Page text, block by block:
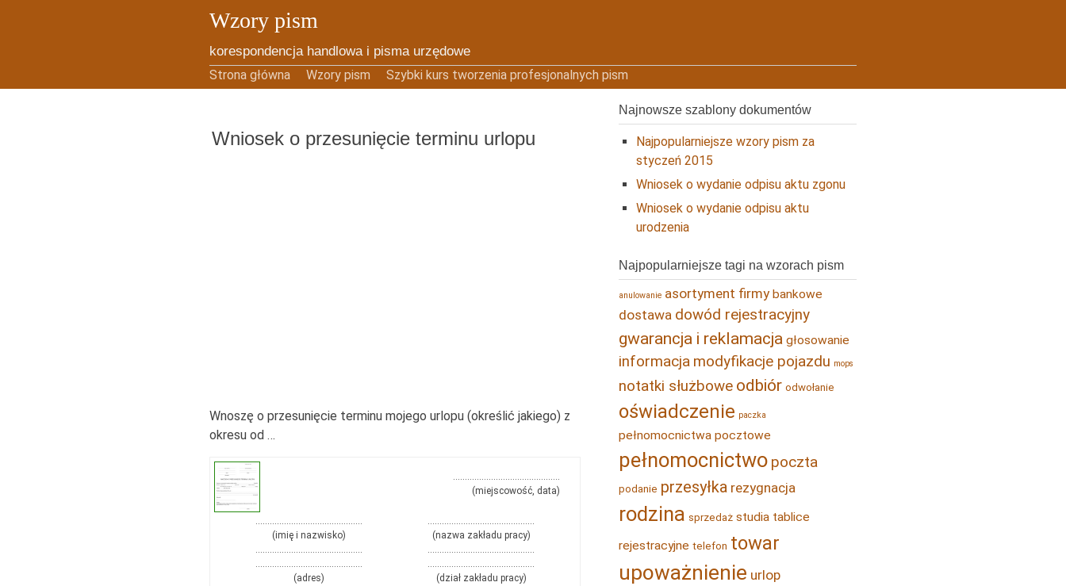
Wzory pism
korespondencja handlowa i pisma urzędowe
Strona główna Wzory pism Szybki kurs tworzenia profesjonalnych pism
Wniosek o przesunięcie terminu urlopu
Wnoszę o przesunięcie terminu mojego urlopu (określić jakiego) z
okresu od …
………………………………………
(miejscowość, data)
………………………………………
(imię i nazwisko)
………………………………………
………………………………………
(adres)
………………………………………
(nazwa zakładu pracy)
………………………………………
………………………………………
(dział zakładu pracy)
Najnowsze szablony dokumentów
Najpopularniejsze wzory pism za
styczeń 2015
Wniosek o wydanie odpisu aktu zgonu
Wniosek o wydanie odpisu aktu
urodzenia
Najpopularniejsze tagi na wzorach pism
anulowanie asortyment firmy bankowe
dostawa dowód rejestracyjny
gwarancja i reklamacja głosowanie
informacja modyfikacje pojazdu mops
notatki służbowe odbiór odwołanie
oświadczenie paczka
pełnomocnictwa pocztowe
pełnomocnictwo poczta
podanie przesyłka rezygnacja
rodzina sprzedaż studia tablice
rejestracyjne telefon towar
upoważnienie urlop